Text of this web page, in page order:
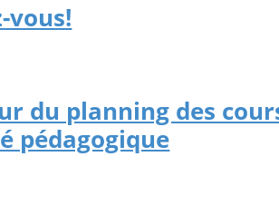
vous!
du planning des
pédagogique